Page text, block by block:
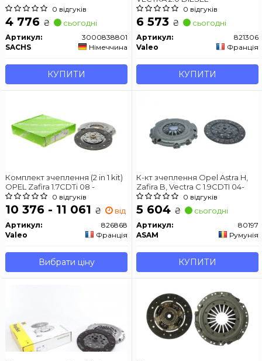
0 відгуків
4 776 ₴ сьогодні
Артикул:
3000838801
SACHS
Німеччина
КУПИТИ
0 відгуків
6 573 ₴ сьогодні
Артикул:
821306
Valeo
Франція
КУПИТИ
Комплект зчеплення (2 in 1 kit)
OPEL Zafira 1.7CDTi 08 -
0 відгуків
10 376 - 11 061 ₴ від 0 дн.
Артикул:
826868
Valeo
Франція
Вибрати ціну
К-кт зчеплення Opel Astra H,
Zafira B, Vectra C 1.9CDTI 04-
0 відгуків
5 604 ₴ сьогодні
Артикул:
80197
ASAM
Румунія
КУПИТИ